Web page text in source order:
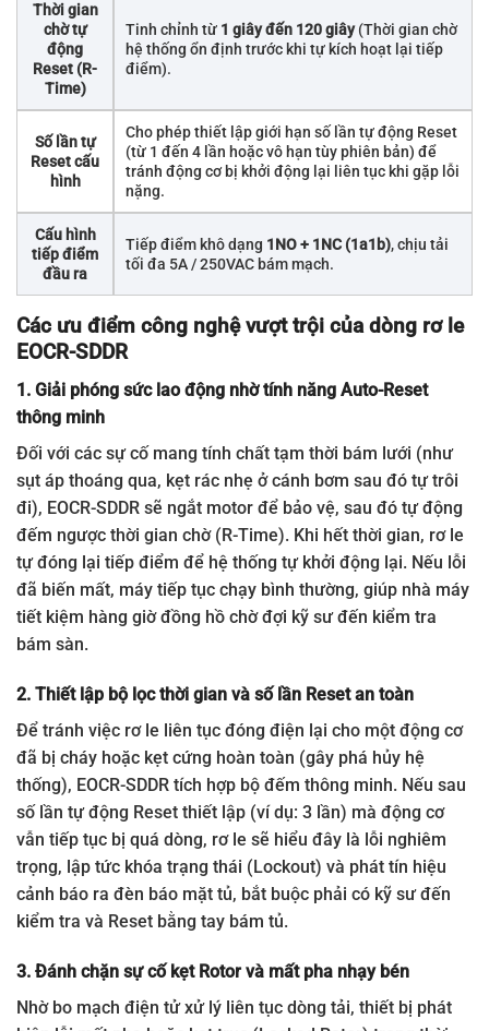
Thời gian
chờ tự
động
Reset (R-
Time)
Tinh chỉnh từ 1 giây đến 120 giây(Thời gian chờ
hệ thống ổn định trước khi tự kích hoạt lại tiếp
điểm).
Số lần tự
Reset cấu
hình
Cho phép thiết lập giới hạn số lần tự động Reset
(từ 1 đến 4 lần hoặc vô hạn tùy phiên bản) để
tránh động cơ bị khởi động lại liên tục khi gặp lỗi
nặng.
Cấu hình
tiếp điểm
đầu ra
Tiếp điểm khô dạng 1NO + 1NC (1a1b), chịu tải
tối đa 5A / 250VAC bám mạch.
Các ưu điểm công nghệ vượt trội của dòng rơ le
EOCR-SDDR
1. Giải phóng sức lao động nhờ tính năng Auto-Reset
thông minh
Đối với các sự cố mang tính chất tạm thời bám lưới (như
sụt áp thoáng qua, kẹt rác nhẹ ở cánh bơm sau đó tự trôi
đi), EOCR-SDDR sẽ ngắt motor để bảo vệ, sau đó tự động
đếm ngược thời gian chờ (R-Time). Khi hết thời gian, rơ le
tự đóng lại tiếp điểm để hệ thống tự khởi động lại. Nếu lỗi
đã biến mất, máy tiếp tục chạy bình thường, giúp nhà máy
tiết kiệm hàng giờ đồng hồ chờ đợi kỹ sư đến kiểm tra
bám sàn.
2. Thiết lập bộ lọc thời gian và số lần Reset an toàn
Để tránh việc rơ le liên tục đóng điện lại cho một động cơ
đã bị cháy hoặc kẹt cứng hoàn toàn (gây phá hủy hệ
thống), EOCR-SDDR tích hợp bộ đếm thông minh. Nếu sau
số lần tự động Reset thiết lập (ví dụ: 3 lần) mà động cơ
vẫn tiếp tục bị quá dòng, rơ le sẽ hiểu đây là lỗi nghiêm
trọng, lập tức khóa trạng thái (Lockout) và phát tín hiệu
cảnh báo ra đèn báo mặt tủ, bắt buộc phải có kỹ sư đến
kiểm tra và Reset bằng tay bám tủ.
3. Đánh chặn sự cố kẹt Rotor và mất pha nhạy bén
Nhờ bo mạch điện tử xử lý liên tục dòng tải, thiết bị phát